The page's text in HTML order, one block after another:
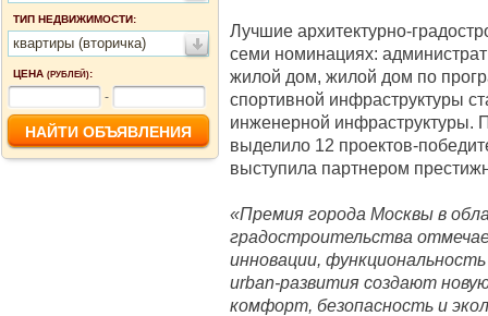
ТИП НЕДВИЖИМОСТИ:
квартиры (вторичка)
ЦЕНА (РУБЛЕЙ):
-
Лучшие архитектурно-
семи номинациях:
жилой дом, жилой дом по
спортивной инфраструктуры
инженерной инфраструктуры.
выделило 12 проектов-
выступила партнером
«Премия города Москвы в
градостроительства
инновации,
urban-развития создают
комфорт, безопасность и